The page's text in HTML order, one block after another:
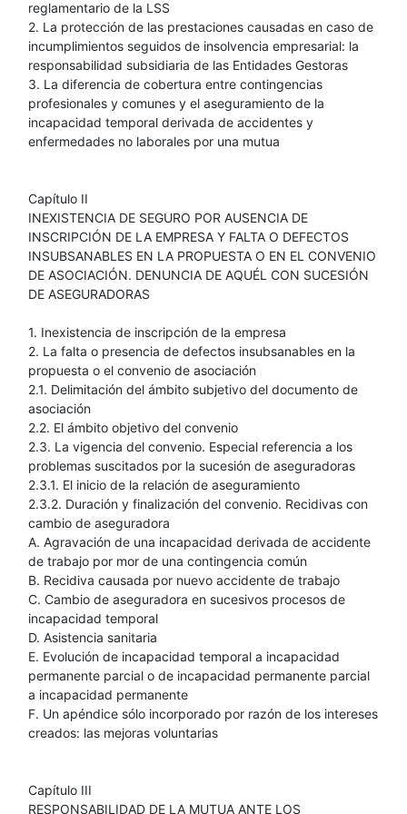
reglamentario de la LSS
2. La protección de las prestaciones causadas en caso de
incumplimientos seguidos de insolvencia empresarial: la
responsabilidad subsidiaria de las Entidades Gestoras
3. La diferencia de cobertura entre contingencias
profesionales y comunes y el aseguramiento de la
incapacidad temporal derivada de accidentes y
enfermedades no laborales por una mutua
Capítulo II
INEXISTENCIA DE SEGURO POR AUSENCIA DE
INSCRIPCIÓN DE LA EMPRESA Y FALTA O DEFECTOS
INSUBSANABLES EN LA PROPUESTA O EN EL CONVENIO
DE ASOCIACIÓN. DENUNCIA DE AQUÉL CON SUCESIÓN
DE ASEGURADORAS
1. Inexistencia de inscripción de la empresa
2. La falta o presencia de defectos insubsanables en la
propuesta o el convenio de asociación
2.1. Delimitación del ámbito subjetivo del documento de
asociación
2.2. El ámbito objetivo del convenio
2.3. La vigencia del convenio. Especial referencia a los
problemas suscitados por la sucesión de aseguradoras
2.3.1. El inicio de la relación de aseguramiento
2.3.2. Duración y finalización del convenio. Recidivas con
cambio de aseguradora
A. Agravación de una incapacidad derivada de accidente
de trabajo por mor de una contingencia común
B. Recidiva causada por nuevo accidente de trabajo
C. Cambio de aseguradora en sucesivos procesos de
incapacidad temporal
D. Asistencia sanitaria
E. Evolución de incapacidad temporal a incapacidad
permanente parcial o de incapacidad permanente parcial
a incapacidad permanente
F. Un apéndice sólo incorporado por razón de los intereses
creados: las mejoras voluntarias
Capítulo III
RESPONSABILIDAD DE LA MUTUA ANTE LOS